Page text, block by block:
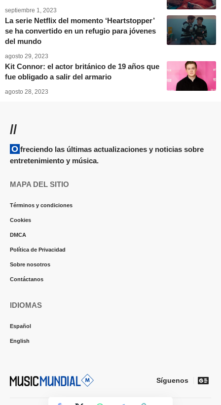
septiembre 1, 2023
La serie Netflix del momento ‘Heartstopper’
se ha convertido en un refugio para jóvenes
del mundo
agosto 29, 2023
Kit Connor: el actor británico de 19 años que
fue obligado a salir del armario
agosto 28, 2023
//
Ofreciendo las últimas actualizaciones y noticias sobre
entretenimiento y música.
MAPA DEL SITIO
Términos y condiciones
Cookies
DMCA
Política de Privacidad
Sobre nosotros
Contáctanos
IDIOMAS
Español
English
Síguenos